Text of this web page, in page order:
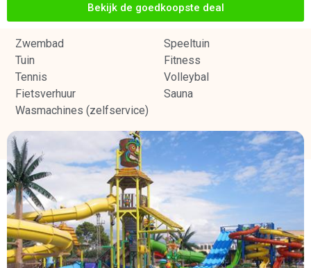
Bekijk de goedkoopste deal
Zwembad
Speeltuin
Tuin
Fitness
Tennis
Volleybal
Fietsverhuur
Sauna
Wasmachines (zelfservice)